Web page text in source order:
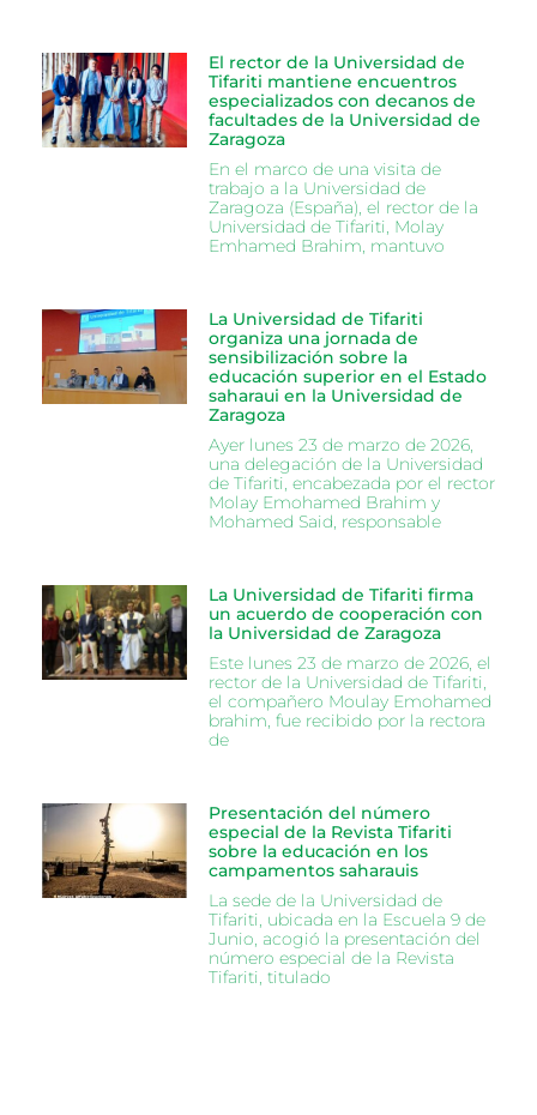
El rector de la Universidad de
Tifariti mantiene encuentros
especializados con decanos de
facultades de la Universidad de
Zaragoza
En el marco de una visita de
trabajo a la Universidad de
Zaragoza (España), el rector de la
Universidad de Tifariti, Molay
Emhamed Brahim, mantuvo
La Universidad de Tifariti
organiza una jornada de
sensibilización sobre la
educación superior en el Estado
saharaui en la Universidad de
Zaragoza
Ayer lunes 23 de marzo de 2026,
una delegación de la Universidad
de Tifariti, encabezada por el rector
Molay Emohamed Brahim y
Mohamed Said, responsable
La Universidad de Tifariti firma
un acuerdo de cooperación con
la Universidad de Zaragoza
Este lunes 23 de marzo de 2026, el
rector de la Universidad de Tifariti,
el compañero Moulay Emohamed
brahim, fue recibido por la rectora
de
Presentación del número
especial de la Revista Tifariti
sobre la educación en los
campamentos saharauis
La sede de la Universidad de
Tifariti, ubicada en la Escuela 9 de
Junio, acogió la presentación del
número especial de la Revista
Tifariti, titulado